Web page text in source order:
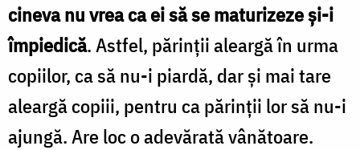
cineva nu vrea ca ei să se maturizeze şi-i
împiedică. Astfel, părinţii aleargă în urma
copiilor, ca să nu-i piardă, dar şi mai tare
aleargă copiii, pentru ca părinţii lor să nu-i
ajungă. Are loc o adevărată vânătoare.